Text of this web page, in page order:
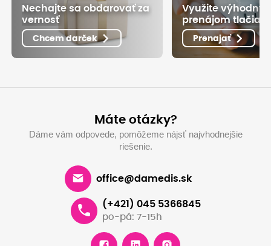
Nechajte sa obdarovať za
vernosť
Chcem darček
Využite výhodný
prenájom
Prenajať
Máte otázky?
Dáme vám odpovede, pomôžeme nájsť najvhodnejšie
riešenie.
office@damedis.sk
(+421) 045 5366845
po-pá: 7-15h